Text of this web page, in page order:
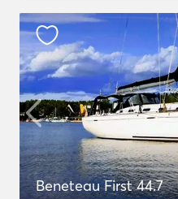
Beneteau First 44.7